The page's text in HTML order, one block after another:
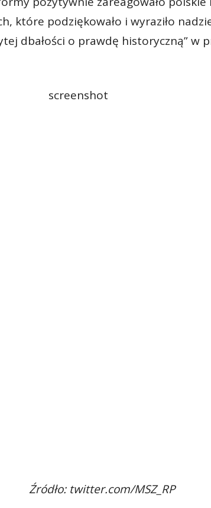
które podziękowało i wyraziło
dbałości o prawdę historyczną” w
Źródło: twitter.com/MSZ_RP